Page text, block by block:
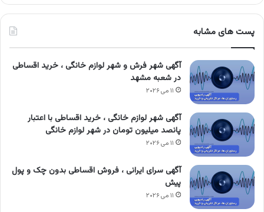
پست های مشابه
آگهی شهر فرش و شهر لوازم خانگی ، خرید اقساطی
در شعبه مشهد
۱۱ می ۲۰۲۶
آگهی شهر لوازم خانگی ، خرید اقساطی با اعتبار
پانصد میلیون تومان در شهر لوازم خانگی
۱۱ می ۲۰۲۶
آگهی سرای ایرانی ، فروش اقساطی بدون چک و پول
پیش
۱۱ می ۲۰۲۶